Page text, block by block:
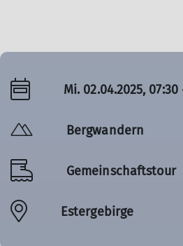
Mi. 02.04.2025,
Bergwandern
Gemeinschaftstour
Estergebirge